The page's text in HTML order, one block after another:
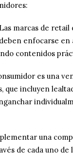
marcas de retail
enfocarse en
contenidos
es una
que incluyen
una
de cada uno